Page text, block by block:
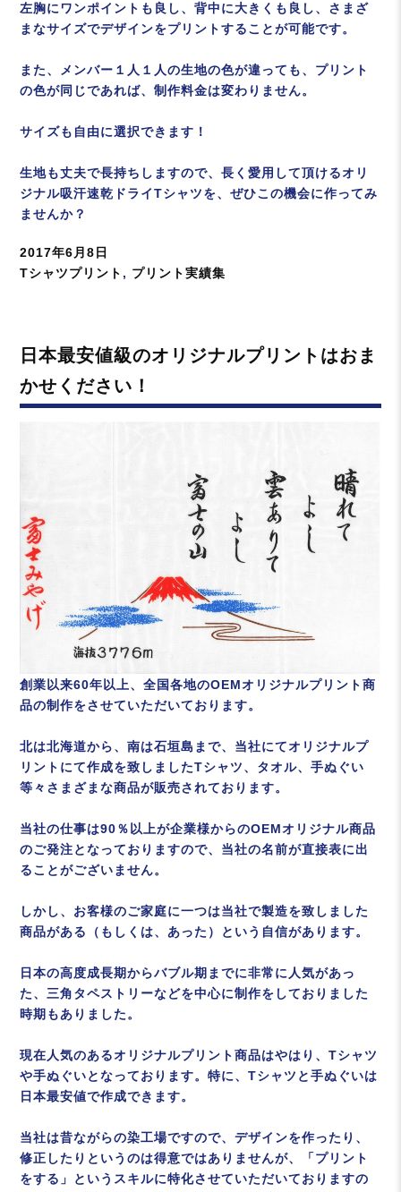
左胸にワンポイントも良し、背中に大きくも良し、さまざ
まなサイズでデザインをプリントすることが可能です。
また、メンバー１人１人の生地の色が違っても、プリント
の色が同じであれば、制作料金は変わりません。
サイズも自由に選択できます！
生地も丈夫で長持ちしますので、長く愛用して頂けるオリ
ジナル吸汗速乾ドライTシャツを、ぜひこの機会に作ってみ
ませんか？
投
稿
2017年6月8日
カ
ー
Tシャツプリント , プリント実績集
日本最安値級のオリジナルプリントはおま
かせください！
創業以来60年以上、全国各地のOEMオリジナルプリント商
品の制作をさせていただいております。
北は北海道から、南は石垣島まで、当社にてオリジナルプ
リントにて作成を致しましたTシャツ、タオル、手ぬぐい
等々さまざまな商品が販売されております。
当社の仕事は90％以上が企業様からのOEMオリジナル商品
のご発注となっておりますので、当社の名前が直接表に出
ることがございません。
しかし、お客様のご家庭に一つは当社で製造を致しました
商品がある（もしくは、あった）という自信があります。
日本の高度成長期からバブル期までに非常に人気があっ
た、三角タペストリーなどを中心に制作をしておりました
時期もありました。
現在人気のあるオリジナルプリント商品はやはり、Tシャツ
や手ぬぐいとなっております。特に、Tシャツと手ぬぐいは
日本最安値で作成できます。
当社は昔ながらの染工場ですので、デザインを作ったり、
修正したりというのは得意ではありませんが、「プリント
をする」というスキルに特化させていただいておりますの